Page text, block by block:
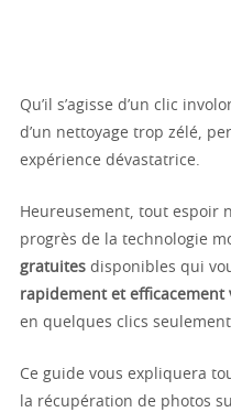
Qu’il s’agisse d’un clic
d’un nettoyage trop zélé,
expérience dévastatrice.
Heureusement, tout espoir
progrès de la technologie
gratuites disponibles qui
rapidement et efficacement
en quelques clics seulement.
Ce guide vous expliquera
la récupération de photos